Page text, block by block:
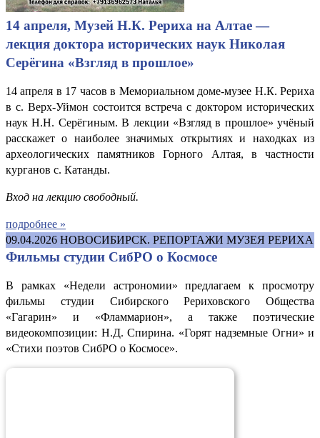
14 апреля, Музей Н.К. Рериха на Алтае —
лекция доктора исторических наук Николая
Серёгина «Взгляд в прошлое»
14 апреля в 17 часов в Мемориальном доме-музее Н.К. Рериха
в с. Верх-Уймон состоится встреча с доктором исторических
наук Н.Н. Серёгиным. В лекции «Взгляд в прошлое» учёный
расскажет о наиболее значимых открытиях и находках из
археологических памятников Горного Алтая, в частности
курганов с. Катанды.
Вход на лекцию свободный.
подробнее »
09.04.2026 НОВОСИБИРСК. РЕПОРТАЖИ МУЗЕЯ РЕРИХА
Фильмы студии СибРО о Космосе
В рамках «Недели астрономии» предлагаем к просмотру
фильмы студии Сибирского Рериховского Общества
«Гагарин» и «Фламмарион», а также поэтические
видеокомпозиции: Н.Д. Спирина. «Горят надземные Огни» и
«Стихи поэтов СибРО о Космосе».